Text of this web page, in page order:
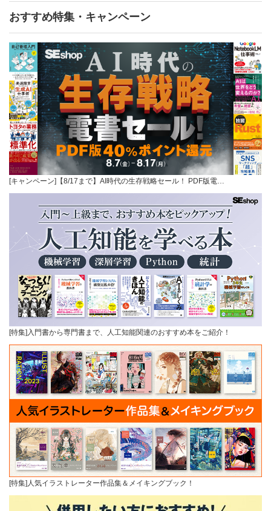
おすすめ特集・キャンペーン
[キャンペーン]【8/17まで】AI時代の生存戦略セール！ PDF版電…
[特集]入門書から専門書まで、人工知能関連のおすすめ本をご紹介！
[特集]人気イラストレーター作品集＆メイキングブック！